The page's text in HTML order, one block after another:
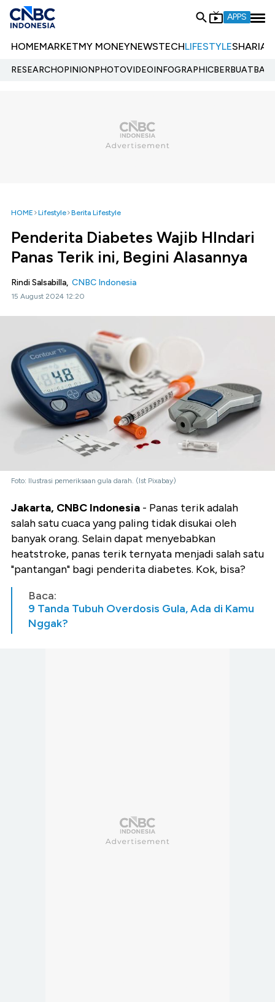
APPS
HOMEMARKETMY MONEYNEWSTECHLIFESTYLESHARIA
RESEARCHOPINIONPHOTOVIDEOINFOGRAPHIC
HOME Lifestyle Berita Lifestyle
Penderita Diabetes Wajib HIndari
Panas Terik ini, Begini Alasannya
Rindi Salsabilla, CNBC Indonesia
15 August 2024 12:20
Foto: Ilustrasi pemeriksaan gula darah. (Ist Pixabay)
Jakarta, CNBC Indonesia - Panas terik adalah
salah satu cuaca yang paling tidak disukai oleh
banyak orang. Selain dapat menyebabkan
heatstroke, panas terik ternyata menjadi salah satu
"pantangan" bagi penderita diabetes. Kok, bisa?
Baca:
9 Tanda Tubuh Overdosis Gula, Ada di Kamu
Nggak?